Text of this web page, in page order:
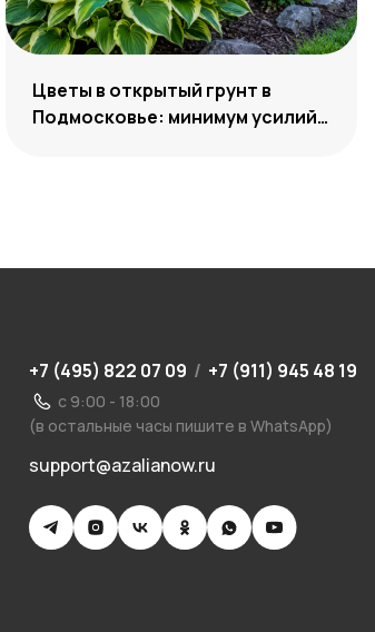
Цветы в открытый грунт в
Подмосковье: минимум усилий,
+7 (495) 822 07 09 / +7 (911) 945 48 19
с 9:00 - 18:00
(в остальные часы пишите в WhatsApp)
support@azalianow.ru